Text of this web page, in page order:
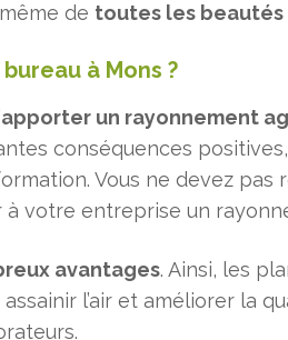
de toutes les beautés
à Mons ?
apporter un rayonnement
conséquences
Vous ne devez
votre entreprise un
avantages. Ainsi, les
l’air et améliorer la